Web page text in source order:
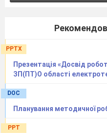
PPTX
Презентація «Досвід
ЗП(ПТ)О області
DOC
Планування методичної
PPT